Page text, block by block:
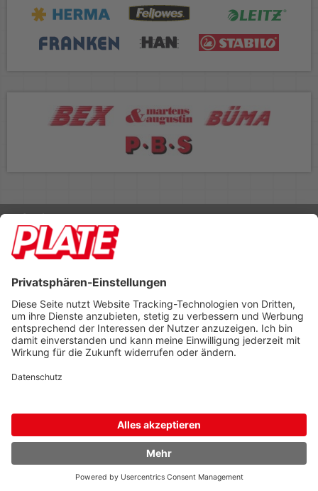
Rufen Sie uns an 04298 401-0
Lieferbedingungen Impressum
Footer anzeigen
PLATE Büromaterial Vertriebs GmbH
Hilligenwarf 5
entwicklung: decoit